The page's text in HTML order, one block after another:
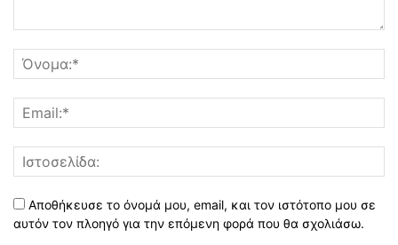
Αποθήκευσε το όνομά μου, email, και τον ιστότοπο μου σε
αυτόν τον πλοηγό για την επόμενη φορά που θα σχολιάσω.